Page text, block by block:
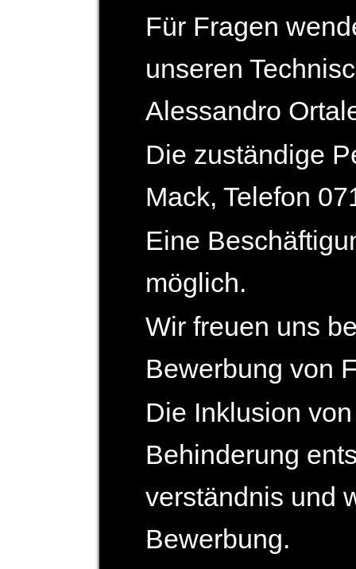
Für Fragen
unseren
Alessandro
Die zuständige
Mack, Telefon
Eine
möglich.
Wir freuen uns
Bewerbung von
Die Inklusion
Behinderung
verständnis und
Bewerbung.